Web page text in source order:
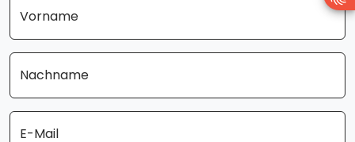
Vorname
Nachname
E-Mail